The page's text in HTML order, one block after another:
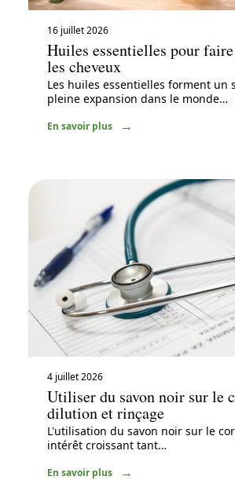
16 juillet 2026
Huiles essentielles pour
les cheveux
Les huiles essentielles forment un
pleine expansion dans le monde…
En savoir plus
4 juillet 2026
Utiliser du savon noir sur le
dilution et rinçage
L'utilisation du savon noir sur le
intérêt croissant tant…
En savoir plus